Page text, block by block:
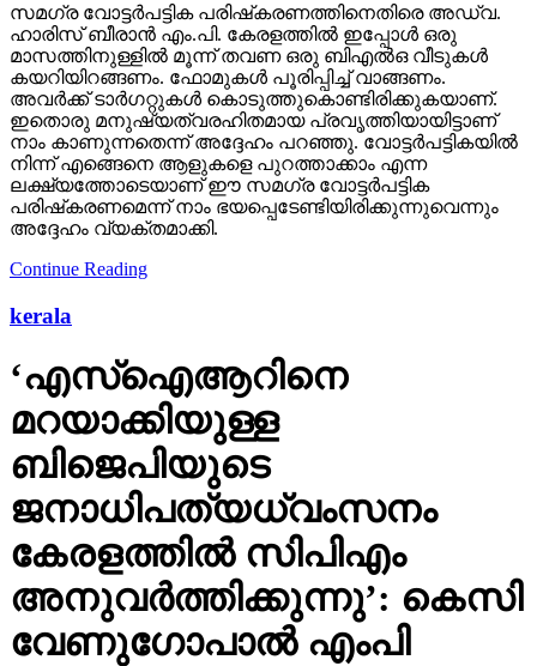
സമഗ്ര വോട്ടര്‍പട്ടിക പരിഷ്‌കരണത്തിനെതിരെ അഡ്വ.
ഹാരിസ് ബീരാന്‍ എം.പി. കേരളത്തില്‍ ഇപ്പോള്‍ ഒരു
മാസത്തിനുള്ളില്‍ മൂന്ന് തവണ ഒരു ബിഎല്‍ഒ വീടുകള്‍
കയറിയിറങ്ങണം. ഫോമുകള്‍ പൂരിപ്പിച്ച് വാങ്ങണം.
അവര്‍ക്ക് ടാര്‍ഗറ്റുകള്‍ കൊടുത്തുകൊണ്ടിരിക്കുകയാണ്.
ഇതൊരു മനുഷ്യത്വരഹിതമായ പ്രവൃത്തിയായിട്ടാണ്
നാം കാണുന്നതെന്ന് അദ്ദേഹം പറഞ്ഞു. വോട്ടര്‍പട്ടികയില്‍
നിന്ന് എങ്ങെനെ ആളുകളെ പുറത്താക്കാം എന്ന
ലക്ഷ്യത്തോടെയാണ് ഈ സമഗ്ര വോട്ടര്‍പട്ടിക
പരിഷ്‌കരണമെന്ന് നാം ഭയപ്പെടേണ്ടിയിരിക്കുന്നുവെന്നും
അദ്ദേഹം വ്യക്തമാക്കി.
Continue Reading
kerala
‘എസ്‌ഐആറിനെ
മറയാക്കിയുള്ള
ബിജെപിയുടെ
ജനാധിപത്യധ്വംസനം
കേരളത്തില്‍ സിപിഎം
അനുവര്‍ത്തിക്കുന്നു’: കെസി
വേണുഗോപാല്‍ എംപി